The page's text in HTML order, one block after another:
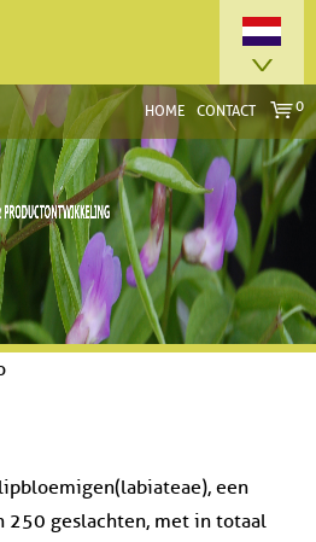
0
HOME CONTACT
een
geslachten, met in totaal